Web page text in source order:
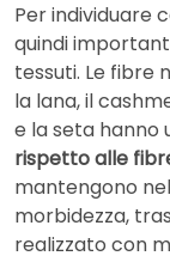
Per individuare
quindi
tessuti. Le fibre
la lana, il
e la seta hanno
rispetto alle
mantengono
morbidezza,
realizzato con